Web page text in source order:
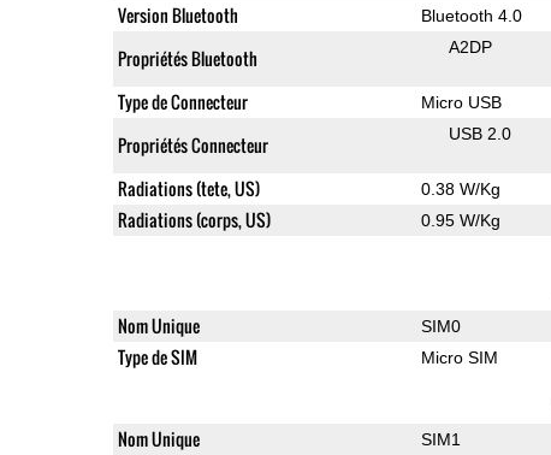
Version Bluetooth Bluetooth 4.0
Propriétés Bluetooth A2DP
Type de Connecteur Micro USB
Propriétés Connecteur USB 2.0
Radiations (tete, US) 0.38 W/Kg
Radiations (corps, US) 0.95 W/Kg
Nom Unique SIM0
Type de SIM Micro SIM
Nom Unique SIM1